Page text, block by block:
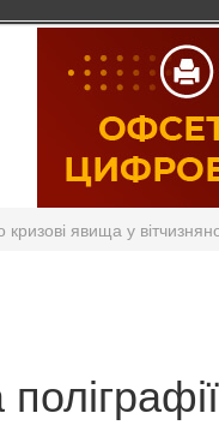
кризові явища у